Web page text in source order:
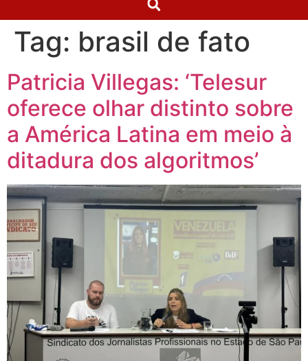
Tag: brasil de fato
Patricia Villegas: ‘Telesur
oferece olhar distinto sobre
a América Latina em meio à
ditadura dos algoritmos’